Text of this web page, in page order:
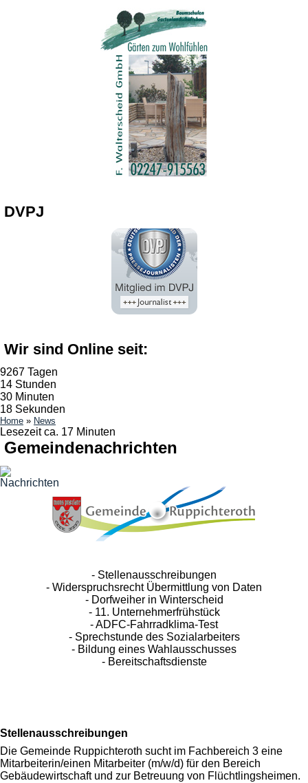
DVPJ
Wir sind Online seit:
9267 Tagen
14 Stunden
30 Minuten
19 Sekunden
Home » News
Lesezeit ca. 17 Minuten
Gemeindenachrichten
- Stellenausschreibungen
- Widerspruchsrecht Übermittlung von Daten
- Dorfweiher in Winterscheid
- 11. Unternehmerfrühstück
- ADFC-Fahrradklima-Test
- Sprechstunde des Sozialarbeiters
- Bildung eines Wahlausschusses
- Bereitschaftsdienste
Stellenausschreibungen
Die Gemeinde Ruppichteroth sucht im Fachbereich 3 eine
Mitarbeiterin/einen Mitarbeiter (m/w/d) für den Bereich
Gebäudewirtschaft und zur Betreuung von Flüchtlingsheimen.